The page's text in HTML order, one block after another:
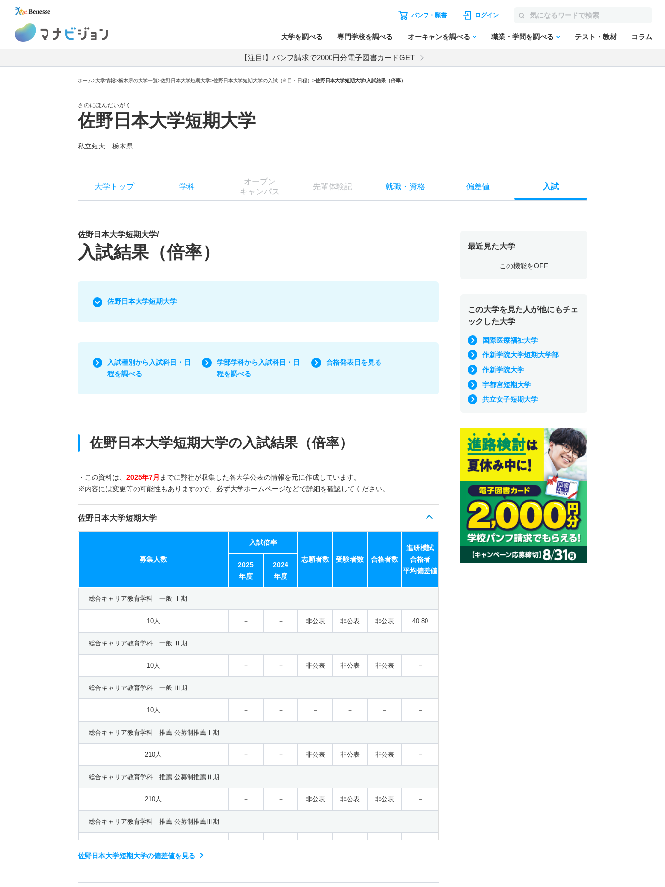
パンフ・願書 ログイン
大学を調べる 専門学校を調べる オーキャンを調べる 職業・学問を調べる テスト・教材 コラム
【注目!】パンフ請求で2000円分電子図書カードGET
ホーム>大学情報>栃木県の大学一覧>佐野日本大学短期大学>佐野日本大学短期大学の入試（科目・日程） >佐野日本大学短期大学/入試結果（倍率）
さのにほんだいがく
佐野日本大学短期大学
私立短大 栃木県
大学トップ 学科
オープン
キャンパス
先輩体験記 就職・ 資格 偏差値 入試
佐野日本大学短期大学/
入試結果（倍率）
佐野日本大学短期大学
入試種別から入試科目・日
程を調べる
学部学科から入試科目・日
程を調べる
合格発表日を見る
佐野日本大学短期大学の入試結果（倍率）
・この資料は、 2025年7月 までに弊社が収集した各大学公表の情報を元に作成しています。
※内容には変更等の可能性もありますので、必ず大学ホームページなどで詳細を確認してください。
佐野日本大学短期大学
募集人数
入試倍率
志願者数 受験者数 合格者数
進研模試
合格者
平均偏差値
2025
年度
2024
年度
総合キャリア教育学科 一般 Ⅰ期
10人 － － 非公表 非公表 非公表 40.80
総合キャリア教育学科 一般 Ⅱ期
10人 － － 非公表 非公表 非公表 －
総合キャリア教育学科 一般 Ⅲ期
10人 － － － － － －
総合キャリア教育学科 推薦 公募制推薦Ⅰ期
210人 － － 非公表 非公表 非公表 －
総合キャリア教育学科 推薦 公募制推薦Ⅱ期
210人 － － 非公表 非公表 非公表 －
総合キャリア教育学科 推薦 公募制推薦Ⅲ期
佐野日本大学短期大学の偏差値を見る
最近見た大学
この機能をOFF
この大学を見た人が他にもチェ
ックした大学
国際医療福祉大学
作新学院大学短期大学部
作新学院大学
宇都宮短期大学
共立女子短期大学